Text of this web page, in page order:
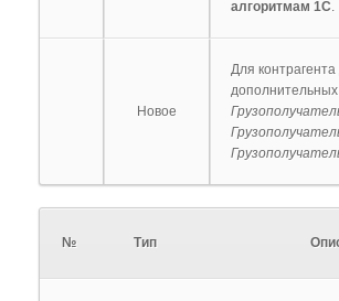
алгоритмам 1С.
Новое
Для
№ Тип